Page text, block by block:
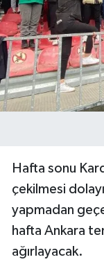
Hafta sonu
çekilmesi
yapmadan
hafta Ankara
ağırlayacak.